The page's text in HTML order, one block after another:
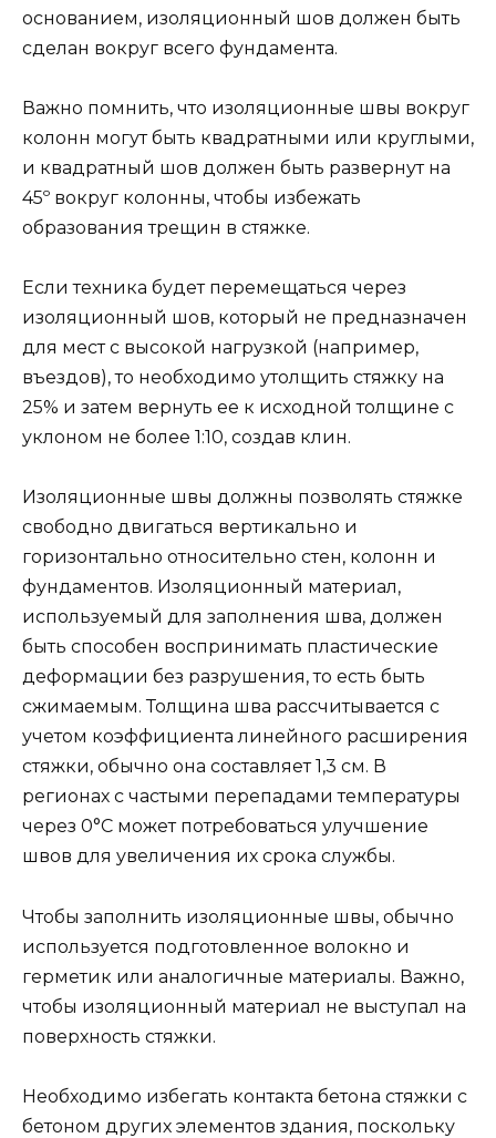
основанием, изоляционный шов должен быть
сделан вокруг всего фундамента.
Важно помнить, что изоляционные швы вокруг
колонн могут быть квадратными или круглыми,
и квадратный шов должен быть развернут на
45º вокруг колонны, чтобы избежать
образования трещин в стяжке.
Если техника будет перемещаться через
изоляционный шов, который не предназначен
для мест с высокой нагрузкой (например,
въездов), то необходимо утолщить стяжку на
25% и затем вернуть ее к исходной толщине с
уклоном не более 1:10, создав клин.
Изоляционные швы должны позволять стяжке
свободно двигаться вертикально и
горизонтально относительно стен, колонн и
фундаментов. Изоляционный материал,
используемый для заполнения шва, должен
быть способен воспринимать пластические
деформации без разрушения, то есть быть
сжимаемым. Толщина шва рассчитывается с
учетом коэффициента линейного расширения
стяжки, обычно она составляет 1,3 см. В
регионах с частыми перепадами температуры
через 0°C может потребоваться улучшение
швов для увеличения их срока службы.
Чтобы заполнить изоляционные швы, обычно
используется подготовленное волокно и
герметик или аналогичные материалы. Важно,
чтобы изоляционный материал не выступал на
поверхность стяжки.
Необходимо избегать контакта бетона стяжки с
бетоном других элементов здания, поскольку